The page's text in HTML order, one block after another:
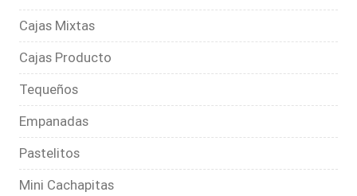
Cajas Mixtas
Cajas Producto
Tequeños
Empanadas
Pastelitos
Mini Cachapitas